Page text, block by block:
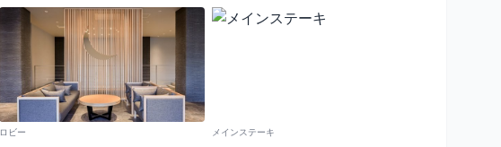
ロビー メインステーキ